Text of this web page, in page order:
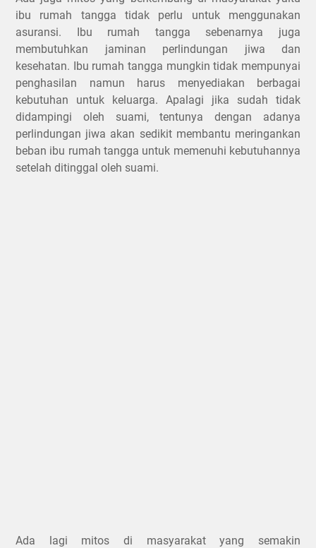
ibu rumah tangga tidak perlu untuk menggunakan
asuransi. Ibu rumah tangga sebenarnya juga
membutuhkan jaminan perlindungan jiwa dan
kesehatan. Ibu rumah tangga mungkin tidak mempunyai
penghasilan namun harus menyediakan berbagai
kebutuhan untuk keluarga. Apalagi jika sudah tidak
didampingi oleh suami, tentunya dengan adanya
perlindungan jiwa akan sedikit membantu meringankan
beban ibu rumah tangga untuk memenuhi kebutuhannya
setelah ditinggal oleh suami.
Ada lagi mitos di masyarakat yang semakin